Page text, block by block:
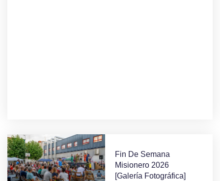
Fin De Semana
Misionero 2026
[Galería Fotográfica]